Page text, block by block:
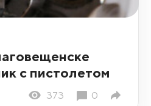
с пистолетом
373 0